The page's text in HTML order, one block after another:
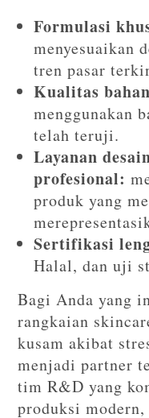
Formulasi
menyesuaikan
tren pasar
Kualitas
menggunakan
telah teruji.
Layanan
profesional:
produk yang
Sertifikasi
Halal, dan uji
Bagi Anda yang
rangkaian
kusam akibat
menjadi partner
tim R&D yang
produksi